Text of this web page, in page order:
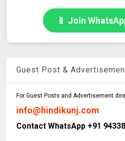
📱 Join
Guest Post &
For Guest Posts and Advertisement
info@hindikunj.com
Contact WhatsApp +91